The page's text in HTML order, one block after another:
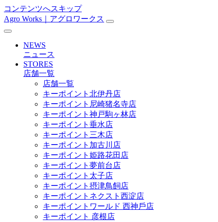
コンテンツへスキップ
メ
イ
Agro Works｜アグロワークス
NEWS
ニュース
STORES
店舗一覧
店舗一覧
キーポイント北伊丹店
キーポイント尼崎猪名寺店
キーポイント神戸駒ヶ林店
キーポイント垂水店
キーポイント三木店
キーポイント加古川店
キーポイント姫路花田店
キーポイント夢前台店
キーポイント太子店
キーポイント摂津鳥飼店
キーポイントネクスト西淀店
キーポイントワールド ⻄神戶店
キーポイント 彦根店